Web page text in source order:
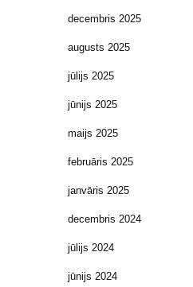
decembris 2025
augusts 2025
jūlijs 2025
jūnijs 2025
maijs 2025
februāris 2025
janvāris 2025
decembris 2024
jūlijs 2024
jūnijs 2024